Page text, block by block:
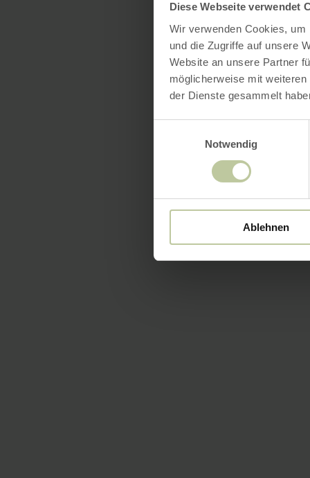
Diese Webseite verwendet
Wir verwenden Cookies,
und die Zugriffe auf unsere
Website an unsere Partner
möglicherweise mit
der Dienste gesammelt
Notwendig
Ablehnen